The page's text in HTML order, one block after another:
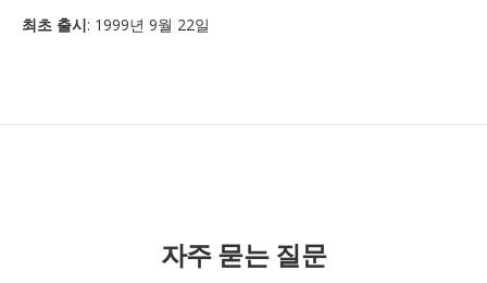
최초 출시: 1999년 9월 22일
자주 묻는 질문